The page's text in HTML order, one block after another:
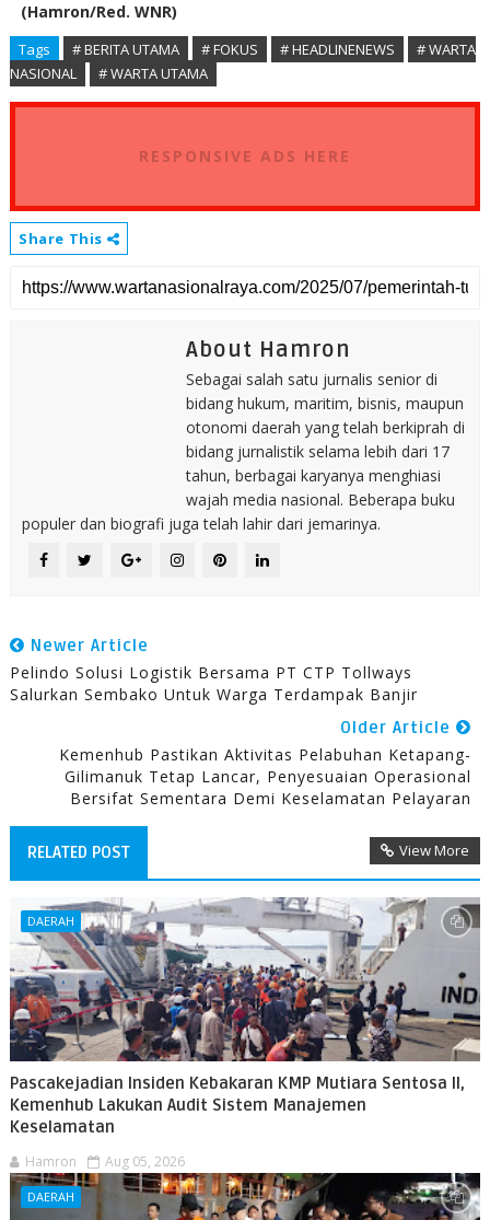
(Hamron/Red. WNR)
Tags # BERITA UTAMA # FOKUS # HEADLINENEWS
# WARTA
NASIONAL
# WARTA UTAMA
RESPONSIVE ADS HERE
Share This
About Hamron
Sebagai salah satu jurnalis senior di
bidang hukum, maritim, bisnis, maupun
otonomi daerah yang telah berkiprah di
bidang jurnalistik selama lebih dari 17
tahun, berbagai karyanya menghiasi
wajah media nasional. Beberapa buku
populer dan biografi juga telah lahir dari jemarinya.
Newer Article
Pelindo Solusi Logistik Bersama PT CTP Tollways
Salurkan Sembako Untuk Warga Terdampak Banjir
Older Article
Kemenhub Pastikan Aktivitas Pelabuhan Ketapang-
Gilimanuk Tetap Lancar, Penyesuaian Operasional
Bersifat Sementara Demi Keselamatan Pelayaran
RELATED POST View More
DAERAH
Pascakejadian Insiden Kebakaran KMP Mutiara Sentosa II,
Kemenhub Lakukan Audit Sistem Manajemen
Keselamatan
Hamron Aug 05, 2026
DAERAH